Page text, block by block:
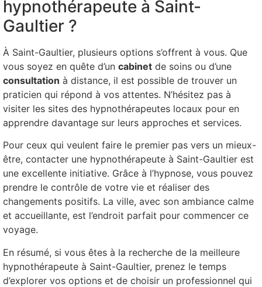
hypnothérapeute à Saint-
Gaultier ?
À Saint-Gaultier, plusieurs options s’offrent à vous. Que
vous soyez en quête d’un cabinet de soins ou d’une
consultation à distance, il est possible de trouver un
praticien qui répond à vos attentes. N’hésitez pas à
visiter les sites des hypnothérapeutes locaux pour en
apprendre davantage sur leurs approches et services.
Pour ceux qui veulent faire le premier pas vers un mieux-
être, contacter une hypnothérapeute à Saint-Gaultier est
une excellente initiative. Grâce à l’hypnose, vous pouvez
prendre le contrôle de votre vie et réaliser des
changements positifs. La ville, avec son ambiance calme
et accueillante, est l’endroit parfait pour commencer ce
voyage.
En résumé, si vous êtes à la recherche de la meilleure
hypnothérapeute à Saint-Gaultier, prenez le temps
d’explorer vos options et de choisir un professionnel qui